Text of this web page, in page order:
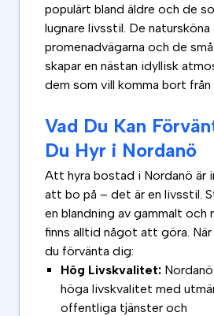
populärt bland äldre och de
lugnare livsstil. De natursköna
promenadvägarna och de
skapar en nästan idyllisk
dem som vill komma bort från
Vad Du Kan
Du Hyr i Nordanö
Att hyra bostad i Nordanö är
att bo på – det är en livsstil.
en blandning av gammalt
finns alltid något att göra. När
du förvänta dig:
Hög Livskvalitet:
höga livskvalitet med
offentliga tjänster och